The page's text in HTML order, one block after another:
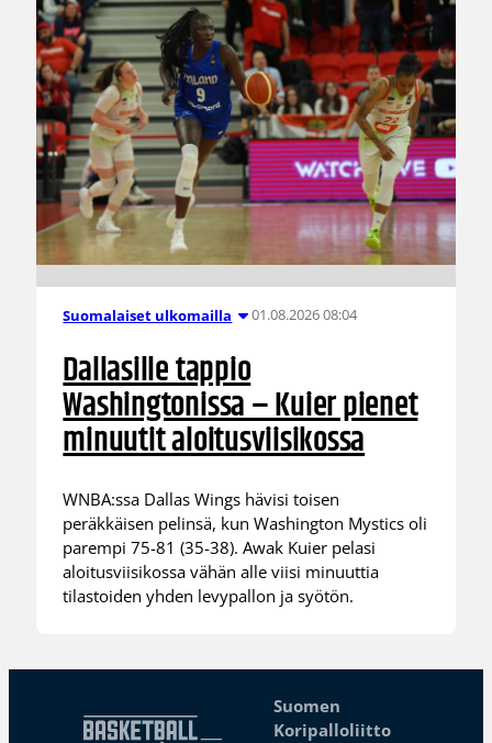
Suomalaiset ulkomailla 01.08.2026 08:04
Dallasille tappio
Washingtonissa – Kuier pienet
minuutit aloitusviisikossa
WNBA:ssa Dallas Wings hävisi toisen
peräkkäisen pelinsä, kun Washington Mystics oli
parempi 75-81 (35-38). Awak Kuier pelasi
aloitusviisikossa vähän alle viisi minuuttia
tilastoiden yhden levypallon ja syötön.
Suomen
Koripalloliitto